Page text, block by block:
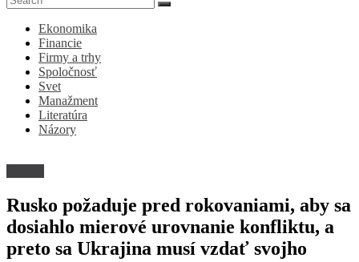
Ekonomika
Financie
Firmy a trhy
Spoločnosť
Svet
Manažment
Literatúra
Názory
Rusko požaduje pred rokovaniami, aby sa
dosiahlo mierové urovnanie konfliktu, a
preto sa Ukrajina musí vzdať svojho